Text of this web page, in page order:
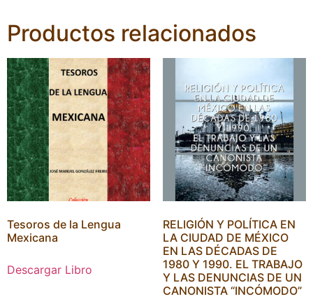
Productos relacionados
Tesoros de la Lengua
Mexicana
Descargar Libro
RELIGIÓN Y POLÍTICA EN
LA CIUDAD DE MÉXICO
EN LAS DÉCADAS DE
1980 Y 1990. EL TRABAJO
Y LAS DENUNCIAS DE UN
CANONISTA “INCÓMODO”